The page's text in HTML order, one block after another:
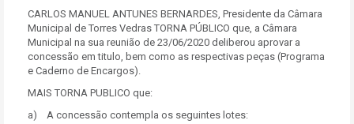
CARLOS MANUEL ANTUNES BERNARDES, Presidente da Câmara
Municipal de Torres Vedras TORNA PÚBLICO que, a Câmara
Municipal na sua reunião de 23/06/2020 deliberou aprovar a
concessão em titulo, bem como as respectivas peças (Programa
e Caderno de Encargos).
MAIS TORNA PUBLICO que:
a) A concessão contempla os seguintes lotes: